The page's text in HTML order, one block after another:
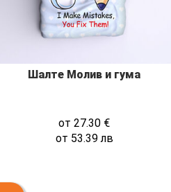
Шалте Молив и гума
от27.30 €
от 53.39лв